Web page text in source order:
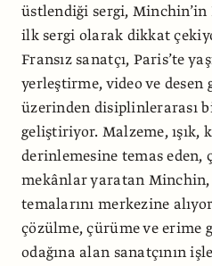
üstlendiği sergi, Minchin’in
ilk sergi olarak dikkat
Fransız sanatçı, Paris’te
yerleştirme, video ve
üzerinden disiplinlerarası
geliştiriyor. Malzeme, ışık,
derinlemesine temas eden,
mekânlar yaratan Minchin,
temalarını merkezine
çözülme, çürüme ve erime
odağına alan sanatçının